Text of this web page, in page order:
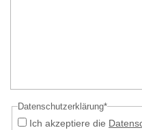
Datenschutzerklärung*
Ich akzeptiere die